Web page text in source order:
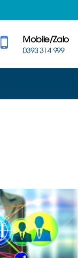
Mobile/Zalo
0393 314 999